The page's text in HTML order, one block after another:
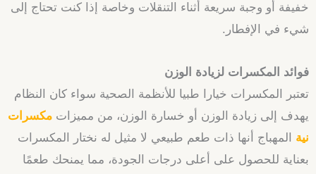
خفيفة أو وجبة سريعة أثناء التنقلات وخاصة إذا كنت تحتاج إلى
شيء في الإفطار.
فوائد المكسرات لزيادة الوزن
تعتبر المكسرات خيارا طبيا للأنظمة الصحية سواء كان النظام
يهدف إلى زيادة الوزن أو خسارة الوزن، من مميزات مكسرات
نية المهباج أنها ذات طعم طبيعي لا مثيل له نختار المكسرات
بعناية للحصول على أعلى درجات الجودة، مما يمنحك طعمًا